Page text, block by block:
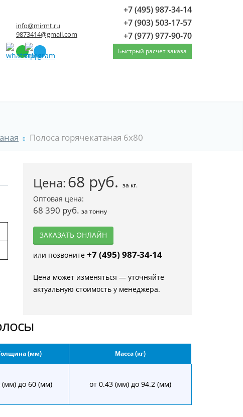
info@mirmt.ru
9873414@gmail.com
+7 (495) 987-34-14
+7 (903) 503-17-57
+7 (977) 977-90-70
Быстрый расчет заказа
Полоса горячекатаная 6x80
Цена:68 руб. за кг.
Оптовая цена:
68 390 руб.за тонну
ЗАКАЗАТЬ ОНЛАЙН
или позвоните +7 (495) 987-34-14
Цена может изменяться — уточняйте
актуальную стоимость у менеджера.
(мм) Масса (кг)
(мм) до 60 (мм) от 0.43 (мм) до 94.2 (мм)